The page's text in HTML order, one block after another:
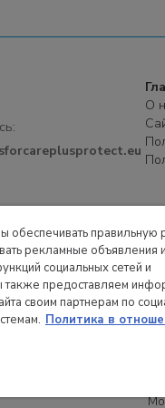
О
Recommended and
S.r.l., группа
Комолли, 16 – 20861
оплачен
правильную
рекламные объявления
социальных сетей и
также предоставляем
своим партнерам по
Политика в